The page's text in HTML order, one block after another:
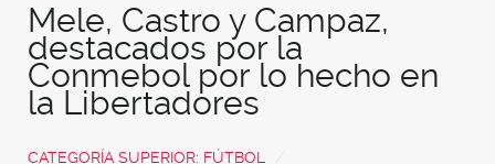
Mele, Castro y Campaz,
destacados por la
Conmebol por lo hecho en
la Libertadores
CATEGORÍA SUPERIOR: FÚTBOL